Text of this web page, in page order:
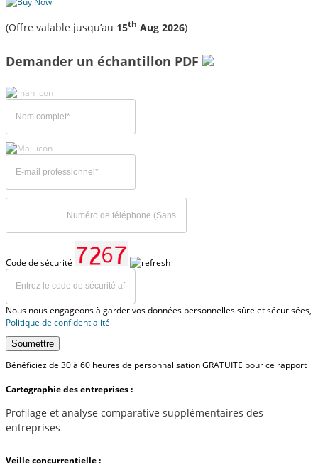
(Offre valable jusqu’au 15th Aug 2026)
Demander un échantillon PDF
Code de sécurité
Nous nous engageons à garder vos données personnelles sûre et sécurisées,
Politique de confidentialité
Soumettre
Bénéficiez de 30 à 60 heures de personnalisation GRATUITE pour ce rapport
Cartographie des entreprises :
Profilage et analyse comparative supplémentaires des
entreprises
Veille concurrentielle :